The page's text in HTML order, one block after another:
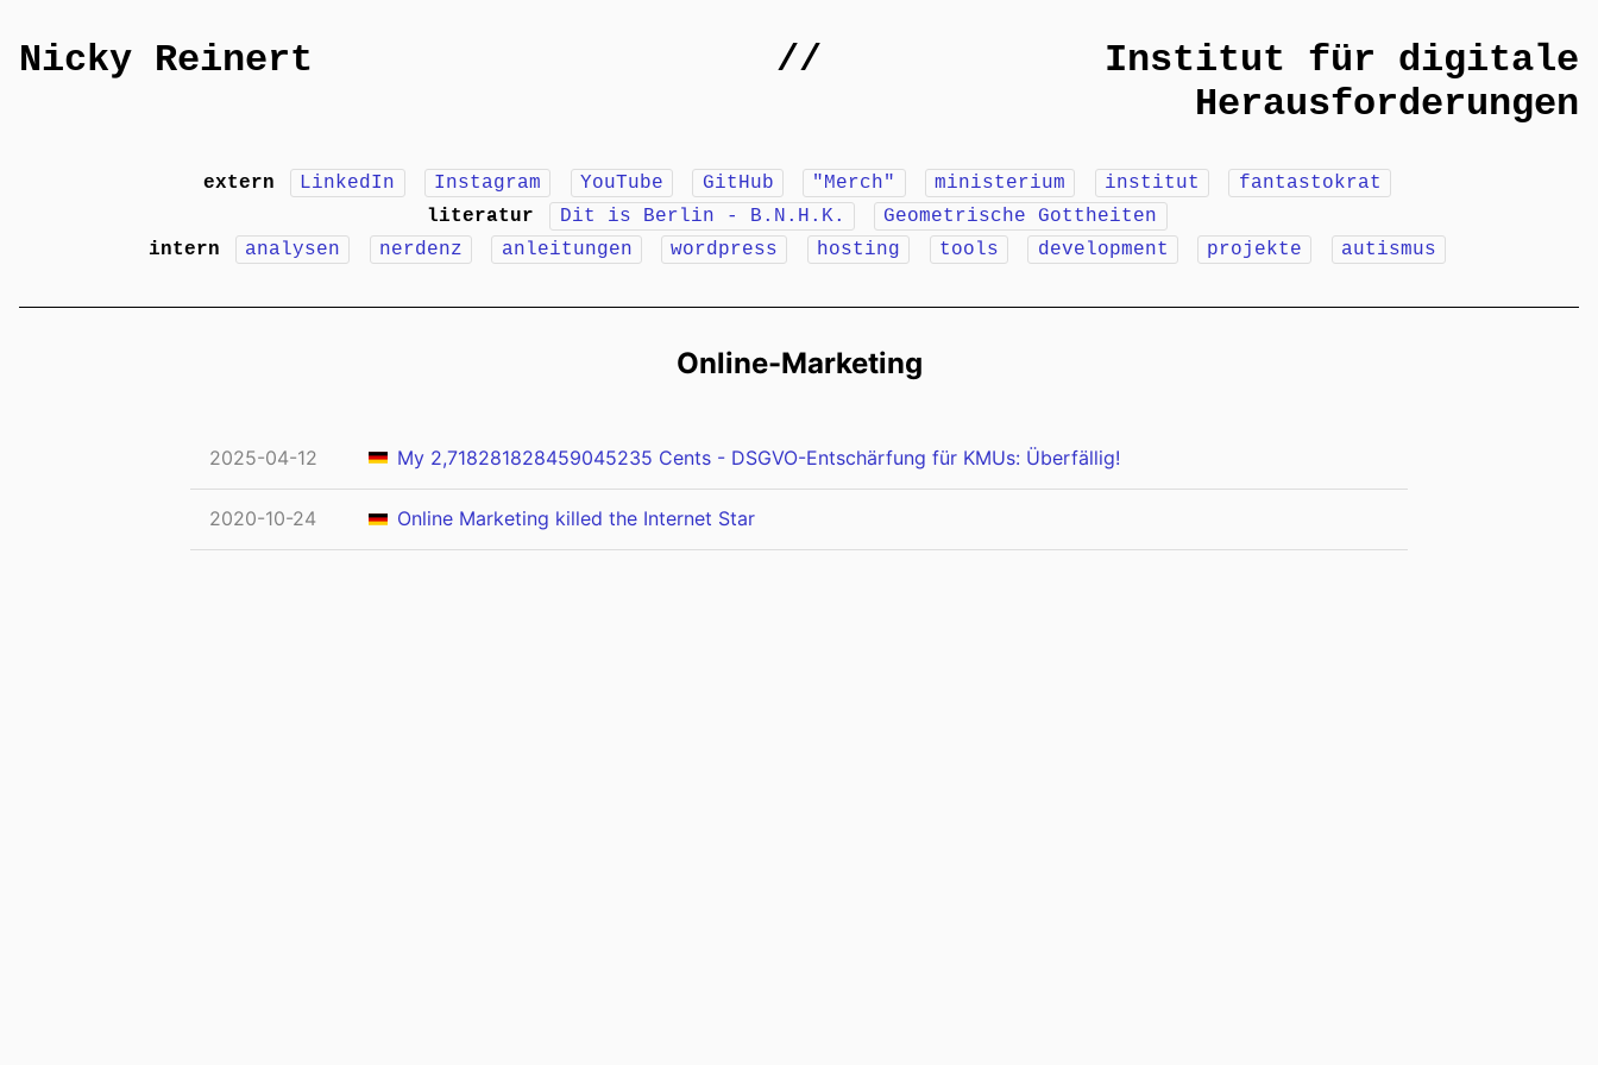
Nicky Reinert //
Institut für digitale
Herausforderungen
extern LinkedIn Instagram YouTube GitHub "Merch" ministerium institut
fantastokrat
literatur
Dit is Berlin - B.N.H.K.
Geometrische Gottheiten
intern
analysen nerdenz anleitungen wordpress hosting tools development projekte autismus
Online-Marketing
2025-04-12 My 2,718281828459045235 Cents - DSGVO-Entschärfung für KMUs: Überfällig!
2020-10-24 Online Marketing killed the Internet Star